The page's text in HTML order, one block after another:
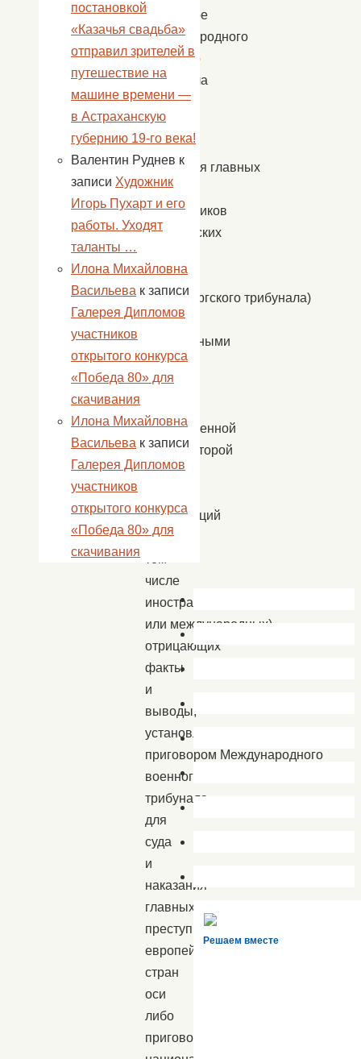
приговоре
Международного
военного
трибунала
для
суда
и
наказания главных
военных
преступников
европейских
оси
(Нюрнбергского трибунала)
либо
вынесенными
в
период
Отечественной
войны, Второй
мировой
организаций
(в
числе
иностранных
или международных),
отрицающих
факты
и
выводы,
установленные
приговором Международного
военного
трибунала
для
суда
и
наказания
главных военных
преступников
европейских
стран
оси
либо
приговорами
постановкой
«Казачья свадьба»
отправил зрителей в
путешествие на
машине времени —
в Астраханскую
губернию 19-го века!
Валентин Руднев к
записи Художник
Игорь Пухарт и его
работы. Уходят
таланты …
Илона Михайловна
Васильева к записи
Галерея Дипломов
участников
открытого конкурса
«Победа 80» для
скачивания
Илона Михайловна
Васильева к записи
Галерея Дипломов
участников
открытого конкурса
«Победа 80» для
скачивания
Решаем вместе